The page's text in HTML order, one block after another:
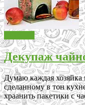
Декупаж
Думаю каждая хозяйка
сделанному в тон
храанить пакетики с